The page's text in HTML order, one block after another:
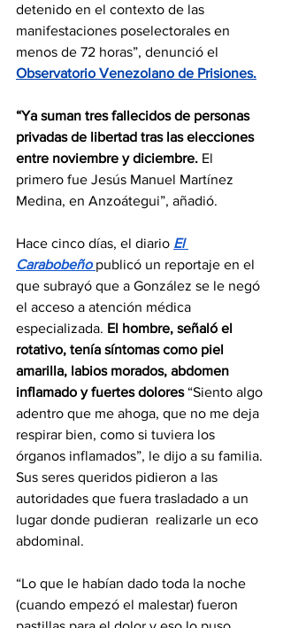
detenido en el contexto de las
manifestaciones poselectorales en
menos de 72 horas”, denunció el
Observatorio Venezolano de Prisiones.
“Ya suman tres fallecidos de personas
privadas de libertad tras las elecciones
entre noviembre y diciembre. El
primero fue Jesús Manuel Martínez
Medina, en Anzoátegui”, añadió.
Hace cinco días, el diario El
Carabobeño publicó un reportaje en el
que subrayó que a González se le negó
el acceso a atención médica
especializada. El hombre, señaló el
rotativo, tenía síntomas como piel
amarilla, labios morados, abdomen
inflamado y fuertes dolores “Siento algo
adentro que me ahoga, que no me deja
respirar bien, como si tuviera los
órganos inflamados”, le dijo a su familia.
Sus seres queridos pidieron a las
autoridades que fuera trasladado a un
lugar donde pudieran  realizarle un eco
abdominal.
“Lo que le habían dado toda la noche
(cuando empezó el malestar) fueron